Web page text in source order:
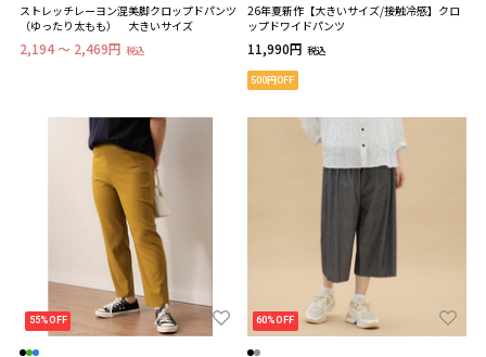
ストレッチレーヨン混美脚クロップドパンツ
（ゆったり太もも） 大きいサイズ
2,194 ～ 2,469円 税込
26年夏新作【大きいサイズ/接触冷感】クロ
ップドワイドパンツ
11,990円 税込
500円OFF
55%OFF 60%OFF